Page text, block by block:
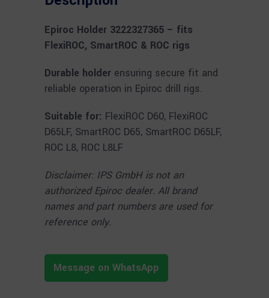
Epiroc Holder 3222327365 – fits
FlexiROC, SmartROC & ROC rigs
Durable holder ensuring secure fit and
reliable operation in Epiroc drill rigs.
Suitable for: FlexiROC D60, FlexiROC
D65LF, SmartROC D65, SmartROC D65LF,
ROC L8, ROC L8LF
Disclaimer: IPS GmbH is not an
authorized Epiroc dealer. All brand
names and part numbers are used for
reference only.
Message on WhatsApp